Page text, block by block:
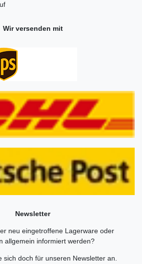
Wir versenden mit
Newsletter
neu eingetroffene Lagerware oder
allgemein informiert werden?
sich doch für unseren Newsletter an.